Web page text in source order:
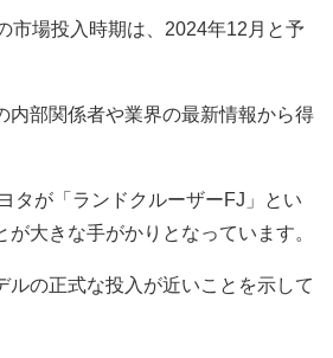
市場投入時期は、2024年12月と予
内部関係者や業界の最新情報から得
タが「ランドクルーザーFJ」とい
が大きな手がかりとなっています。
ルの正式な投入が近いことを示して